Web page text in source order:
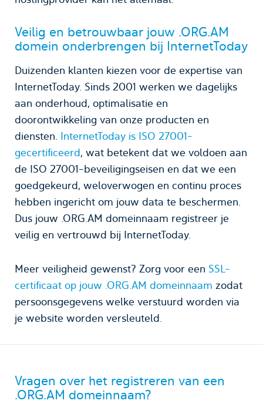
Veilig en betrouwbaar jouw .ORG.AM
domein onderbrengen bij InternetToday
Duizenden klanten kiezen voor de expertise van
InternetToday. Sinds 2001 werken we dagelijks
aan onderhoud, optimalisatie en
doorontwikkeling van onze producten en
diensten. InternetToday is ISO 27001-
gecertificeerd, wat betekent dat we voldoen aan
de ISO 27001-beveiligingseisen en dat we een
goedgekeurd, weloverwogen en continu proces
hebben ingericht om jouw data te beschermen.
Dus jouw .ORG.AM domeinnaam registreer je
veilig en vertrouwd bij InternetToday.
Meer veiligheid gewenst? Zorg voor een SSL-
certificaat op jouw .ORG.AM domeinnaam zodat
persoonsgegevens welke verstuurd worden via
je website worden versleuteld.
Vragen over het registreren van een
.ORG.AM domeinnaam?